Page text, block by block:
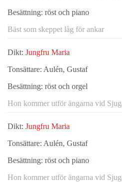
Besättning: röst och piano
Bäst som skeppet låg för ankar
Dikt: Jungfru Maria
Tonsättare: Aulén, Gustaf
Besättning: röst och orgel
Hon kommer utför ängarna vid
Dikt: Jungfru Maria
Tonsättare: Aulén, Gustaf
Besättning: röst och piano
Hon kommer utför ängarna vid